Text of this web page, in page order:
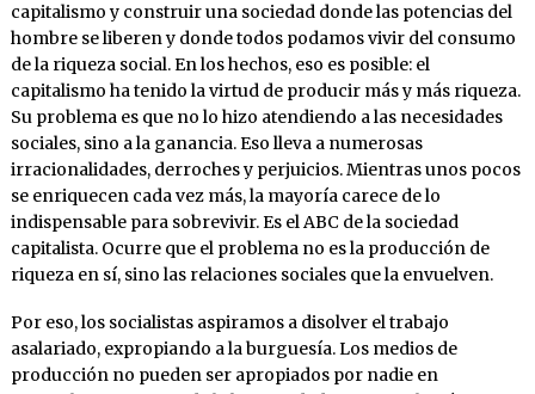
capitalismo y construir una sociedad donde las potencias del
hombre se liberen y donde todos podamos vivir del consumo
de la riqueza social. En los hechos, eso es posible: el
capitalismo ha tenido la virtud de producir más y más riqueza.
Su problema es que no lo hizo atendiendo a las necesidades
sociales, sino a la ganancia. Eso lleva a numerosas
irracionalidades, derroches y perjuicios. Mientras unos pocos
se enriquecen cada vez más, la mayoría carece de lo
indispensable para sobrevivir. Es el ABC de la sociedad
capitalista. Ocurre que el problema no es la producción de
riqueza en sí, sino las relaciones sociales que la envuelven.
Por eso, los socialistas aspiramos a disolver el trabajo
asalariado, expropiando a la burguesía. Los medios de
producción no pueden ser apropiados por nadie en